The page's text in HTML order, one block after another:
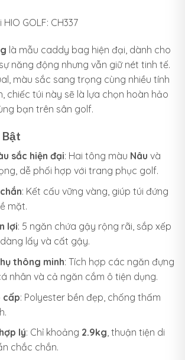
GOLF: CH337
là mẫu caddy bag hiện đại, dành cho
năng động nhưng vẫn giữ nét tinh tế.
màu sắc sang trọng cùng nhiều tính
chiếc túi này sẽ là lựa chọn hoàn hảo
bạn trên sân golf.
sắc hiện đại: Hai tông màu Nâu và
dễ phối hợp với trang phục golf.
: Kết cấu vững vàng, giúp túi đứng
mặt.
lợi: 5 ngăn chứa gậy rộng rãi, sắp xếp
lấy và cất gậy.
thông minh: Tích hợp các ngăn đựng
nhân và cả ngăn cắm ô tiện dụng.
cấp: Polyester bền đẹp, chống thấm
lý: Chỉ khoảng 2.9kg, thuận tiện di
chắc chắn.